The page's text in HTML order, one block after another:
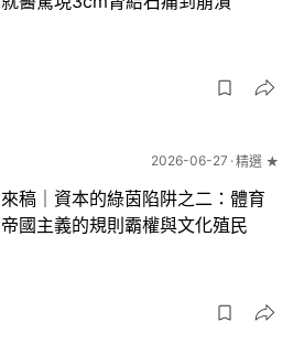
2026-06-27 精選 ★
來稿｜資本的綠茵陷阱之二：體育
帝國主義的規則霸權與文化殖民